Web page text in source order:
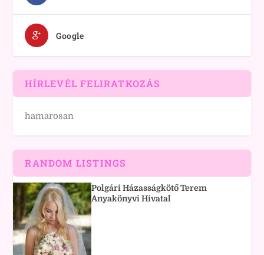
Google
HÍRLEVÉL FELIRATKOZÁS
hamarosan
RANDOM LISTINGS
Polgári Házasságkötő Terem
Anyakönyvi Hivatal